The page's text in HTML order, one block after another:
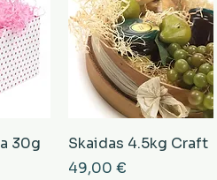
30g
Skaidas 4.5kg Craft
Cena
49,00 €